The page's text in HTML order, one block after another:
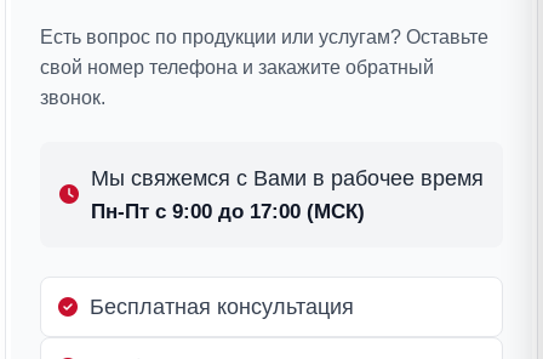
Есть вопрос по продукции или услугам? Оставьте
свой номер телефона и закажите обратный
звонок.
Мы свяжемся с Вами в рабочее время
Пн-Пт с 9:00 до 17:00 (МСК)
Бесплатная консультация